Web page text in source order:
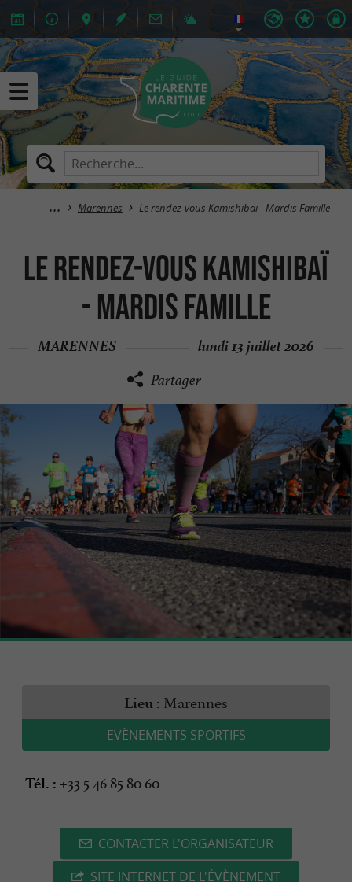
Marennes Le rendez-vous Kamishibaï - Mardis Famille
Le rendez-vous Kamishibaï
- Mardis Famille
MARENNES lundi 13 juillet 2026
Partager
Lieu : Marennes
EVÈNEMENTS SPORTIFS
Tél. : +33 5 46 85 80 60
CONTACTER L'ORGANISATEUR
SITE INTERNET DE L'ÉVÈNEMENT